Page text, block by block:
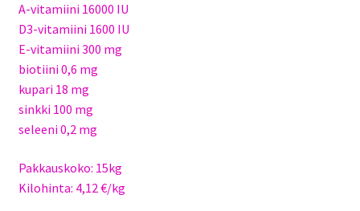
A-vitamiini 16000 IU
D3-vitamiini 1600 IU
E-vitamiini 300 mg
biotiini 0,6 mg
kupari 18 mg
sinkki 100 mg
seleeni 0,2 mg
Pakkauskoko: 15kg
Kilohinta: 4,12 €/kg